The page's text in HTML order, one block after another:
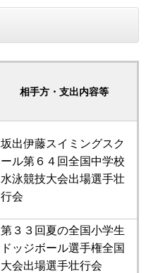
相手方・支出内容等
坂出伊藤スイミングスク
ール第６４回全国中学校
水泳競技大会出場選手壮
行会
第３３回夏の全国小学生
ドッジボール選手権全国
大会出場選手壮行会